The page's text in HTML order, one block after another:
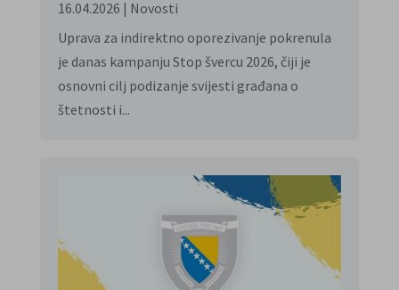
16.04.2026 | Novosti
Uprava za indirektno oporezivanje pokrenula
je danas kampanju Stop švercu 2026, čiji je
osnovni cilj podizanje svijesti građana o
štetnosti i...